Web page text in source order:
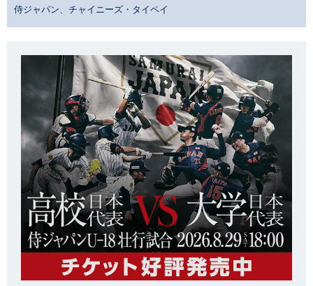
侍ジャパン、チャイニーズ・タイペイ